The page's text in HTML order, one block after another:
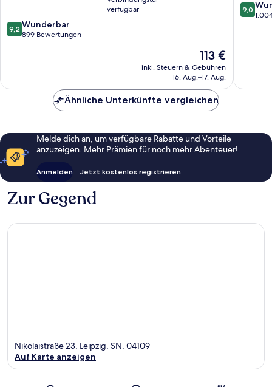
verfügbar
9.2
von
9,2 Wunderbar
899 Bewertungen
Der
Preis
beträgt
113 €
inkl. Steuern & Gebühren
16. Aug.–17. Aug.
9.0
von
9,0
Ähnliche Unterkünfte vergleichen
Melde dich an, um verfügbare Rabatte und Vorteile
anzuzeigen. Mehr Prämien für noch mehr Abenteuer!
Anmelden Jetzt kostenlos registrieren
Zur Gegend
Nikolaistraße 23, Leipzig, SN, 04109
Auf Karte anzeigen